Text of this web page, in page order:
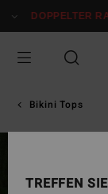
zur
springen
DOPPELTER
Bikini Tops
TREFFEN